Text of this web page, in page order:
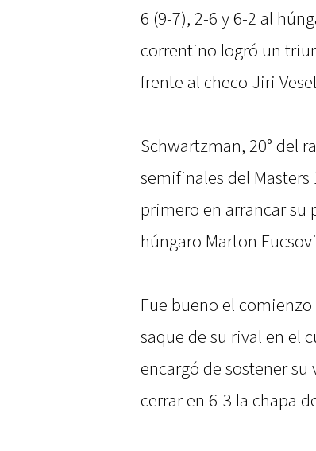
6 (9-7), 2-6 y 6-2 al
correntino logró un
frente al checo Jiri
Schwartzman, 20° del
semifinales del Masters
primero en arrancar su
húngaro Marton
Fue bueno el
saque de su rival en el
encargó de sostener
cerrar en 6-3 la chapa